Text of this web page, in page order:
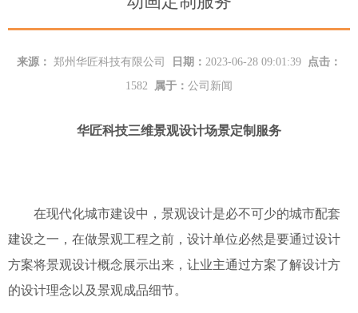
来源： 郑州华匠科技有限公司 日期： 2023-06-28 09:01:39
点击：
1582
属于： 公司新闻
华匠科技三维景观设计场景定制服务
在现代化城市建设中，景观设计是必不可少的城市配套
建设之一，在做景观工程之前，设计单位必然是要通过设计
方案将景观设计概念展示出来，让业主通过方案了解设计方
的设计理念以及景观成品细节。